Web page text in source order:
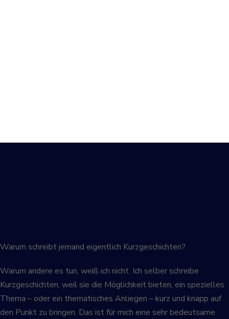
Warum schreibt jemand eigentlich Kurzgeschichten?
Warum andere es tun, weiß ich nicht. Ich selber schreibe
Kurzgeschichten, weil sie die Möglichkeit bieten, ein spezielles
Thema – oder ein thematisches Anliegen – kurz und knapp auf
den Punkt zu bringen. Das ist für mich eine sehr bedeutsame